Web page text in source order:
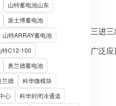
山特蓄电池山东
派士博蓄电池
山特ARRAY蓄电池
特C12-100
奥兰德蓄电池
兰德
科华微模块
心
科华封闭冷通道
三进三
广泛